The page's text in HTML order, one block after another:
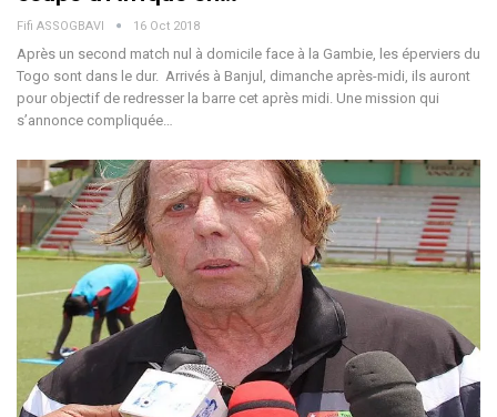
Fifi ASSOGBAVI 16 Oct 2018
Après un second match nul à domicile face à la Gambie, les éperviers du
Togo sont dans le dur. Arrivés à Banjul, dimanche après-midi, ils auront
pour objectif de redresser la barre cet après midi. Une mission qui
s’annonce compliquée…